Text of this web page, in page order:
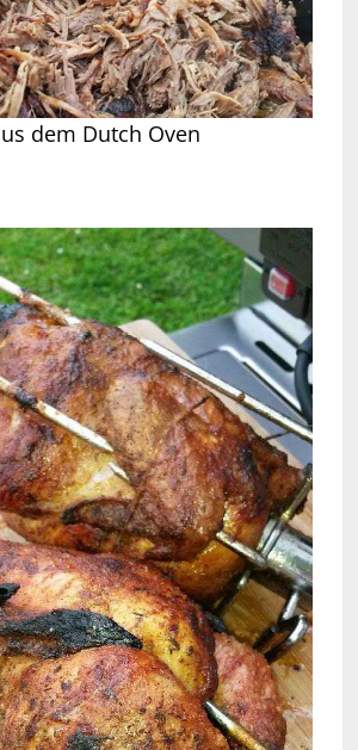
dem Dutch Oven